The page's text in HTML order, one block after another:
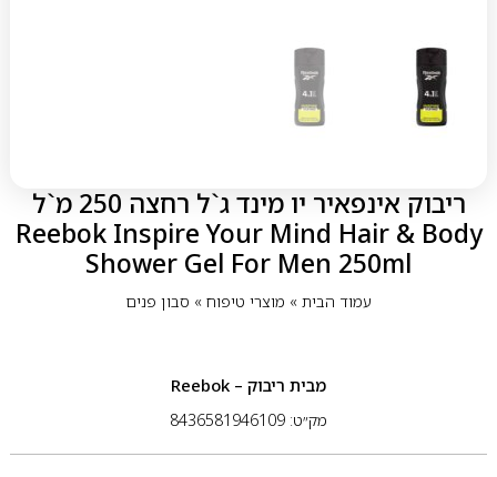
ריבוק אינפאיר יו מינד ג`ל רחצה 250 מ`ל
Reebok Inspire Your Mind Hair & Body
Shower Gel For Men 250ml
עמוד הבית» מוצרי טיפוח» סבון פנים
מבית ריבוק – Reebok
מק״ט: 8436581946109